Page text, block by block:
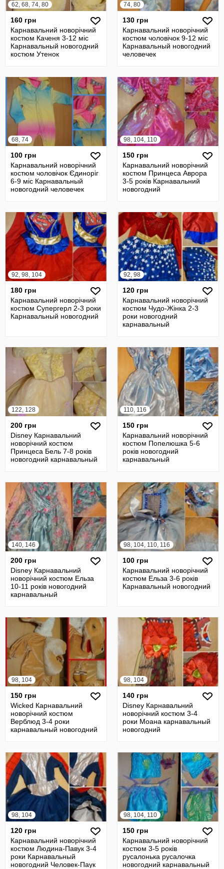
62, 68, 74, 80
160 грн
Карнавальний новорічний
костюм Каченя 3-12 міс
Карнавальный новогодний
костюм Утенок
74, 80
130 грн
Карнавальний новорічний
костюм чоловічок 9-12 міс
Карнавальный новогодний
человечек
68, 74
100 грн
Карнавальний новорічний
костюм чоловічок Єдиноріг
6-9 міс Карнавальный
новогодний человечек
98, 104, 110
150 грн
Карнавальний новорічний
костюм Принцеса Аврора
3-5 років Карнавальний
новогодний
92, 98, 104
180 грн
Карнавальний новорічний
костюм Супергерл 2-3 роки
Карнавальный новогодний
92, 98
120 грн
Карнавальний новорічний
костюм Чудо-Жінка 2-3
роки новогодний
карнавальный
122, 128
200 грн
Disney Карнавальний
новорічний костюм
Принцеса Бель 7-8 років
новогодний карнавальный
110, 116
150 грн
Карнавальний новорічний
костюм Попелюшка 5-6
років новогодний
карнавальный
140, 146
200 грн
Disney Карнавальний
новорічний костюм Ельза
10-11 років новогодний
карнавальный
98, 104, 110, 116
100 грн
Карнавальний новорічний
костюм Ельза 3-6 років
Карнавальный новогодний
98, 104
150 грн
Wicked Карнавальний
новорічний костюм
Верблюд 3-4 роки
карнавальный новогодний
98, 104
140 грн
Disney Карнавальний
новорічний костюм 3-4
роки Моана карнавальный
новогодний
98, 104
120 грн
Карнавальний новорічний
костюм Людина-Павук 3-4
роки Карнавальный
новогодний Человек-Паук
98, 104, 110
150 грн
Карнавальний новорічний
костюм 3-5 років
русалонька русалочка
новогодний карнавальный